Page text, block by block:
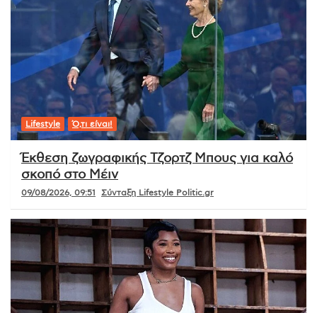
Lifestyle Ό,τι είναι!
Έκθεση ζωγραφικής Τζορτζ Μπους για καλό
σκοπό στο Μέιν
09/08/2026, 09:51 Σύνταξη Lifestyle Politic.gr